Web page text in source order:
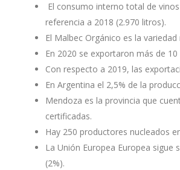
El consumo interno total de
referencia a 2018 (2.970 litros).
El Malbec Orgánico es la
En 2020 se exportaron más de
Con respecto a 2019, las
En Argentina el 2,5% de la
Mendoza es la provincia que
certificadas.
Hay 250 productores nucleados
La Unión Europea Europea sigue
(2%).